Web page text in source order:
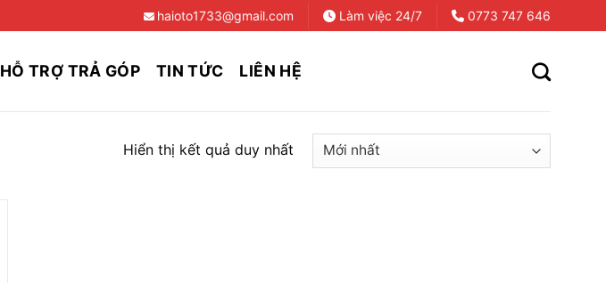
haioto1733@gmail.com Làm việc 24/7 0773 747 646
HỖ TRỢ TRẢ GÓP TIN TỨC LIÊN HỆ
Hiển thị kết quả duy nhất